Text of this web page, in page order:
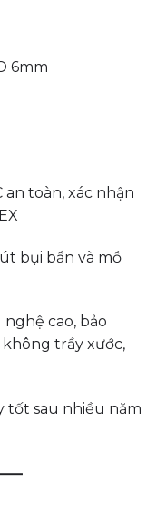
6mm
an toàn, xác nhận
bụi bẩn và mồ
cao, bảo
trầy xước,
tốt sau nhiều năm